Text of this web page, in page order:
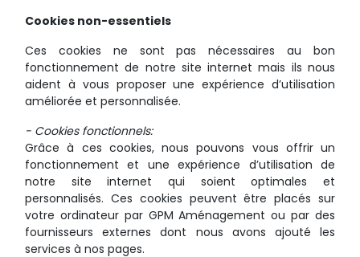
Cookies non-essentiels
Ces cookies ne sont pas nécessaires au bon
fonctionnement de notre site internet mais ils nous
aident à vous proposer une expérience d’utilisation
améliorée et personnalisée.
- Cookies fonctionnels:
Grâce à ces cookies, nous pouvons vous offrir un
fonctionnement et une expérience d’utilisation de
notre site internet qui soient optimales et
personnalisés. Ces cookies peuvent être placés sur
votre ordinateur par GPM Aménagement ou par des
fournisseurs externes dont nous avons ajouté les
services à nos pages.